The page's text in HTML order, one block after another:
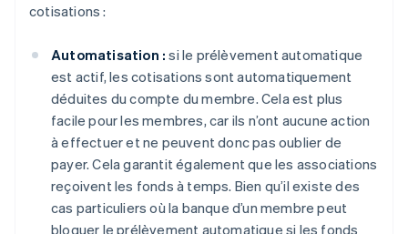
cotisations :
Automatisation : si le prélèvement automatique
est actif, les cotisations sont automatiquement
déduites du compte du membre. Cela est plus
facile pour les membres, car ils n’ont aucune action
à effectuer et ne peuvent donc pas oublier de
payer. Cela garantit également que les associations
reçoivent les fonds à temps. Bien qu’il existe des
cas particuliers où la banque d’un membre peut
bloquer le prélèvement automatique si les fonds